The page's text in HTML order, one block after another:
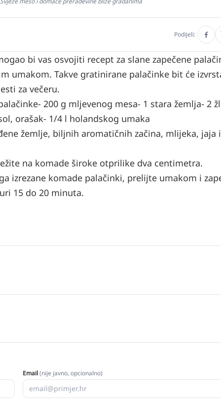
Podijeli:
bi vas osvojiti recept za slane zapečene
umakom. Takve gratinirane palačinke bit će
za večeru.
- 200 g mljevenog mesa- 1 stara žemlja- 2
orašak- 1/4 l holandskog umaka
žemlje, biljnih aromatičnih začina, mlijeka, jaja
na komade široke otprilike dva centimetra.
izrezane komade palačinki, prelijte umakom i
15 do 20 minuta.
Email(nije javno, opcionalno)